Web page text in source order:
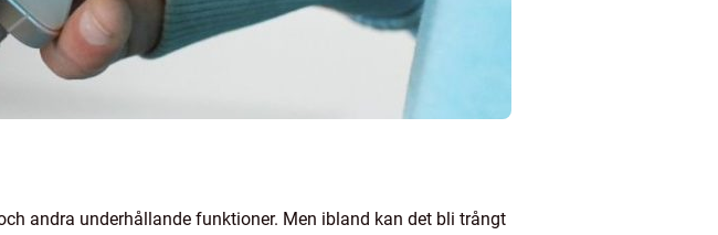
andra underhållande funktioner. Men ibland kan det bli trångt